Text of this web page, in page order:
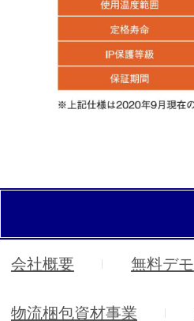
会社概要 無料デモ
物流梱包資材事業